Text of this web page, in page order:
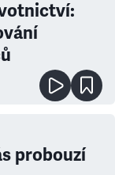
probouzí